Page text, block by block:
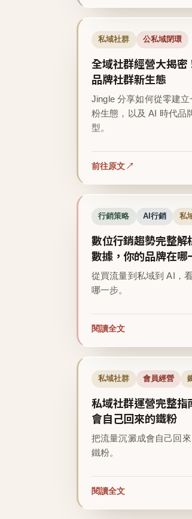
私域社群 公私域閉環
全域社群經營大揭
品牌社群新生態
Jingle 分享如何從零建
粉生態，以及 AI 時代品
型。
前往原文
行銷策略 AI行銷 私
數位行銷趨勢完整解
數據，你的品牌在哪
從買流量到私域到 AI，
哪一步。
閱讀全文
私域社群 會員經營
私域社群運營完整指
會自己回來的鐵粉
把流量沉澱成會自己回
鐵粉。
閱讀全文